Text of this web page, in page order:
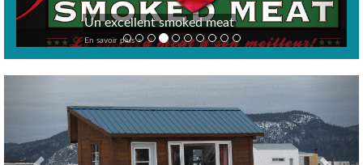
Un excellent smoked meat
En savoir plus >